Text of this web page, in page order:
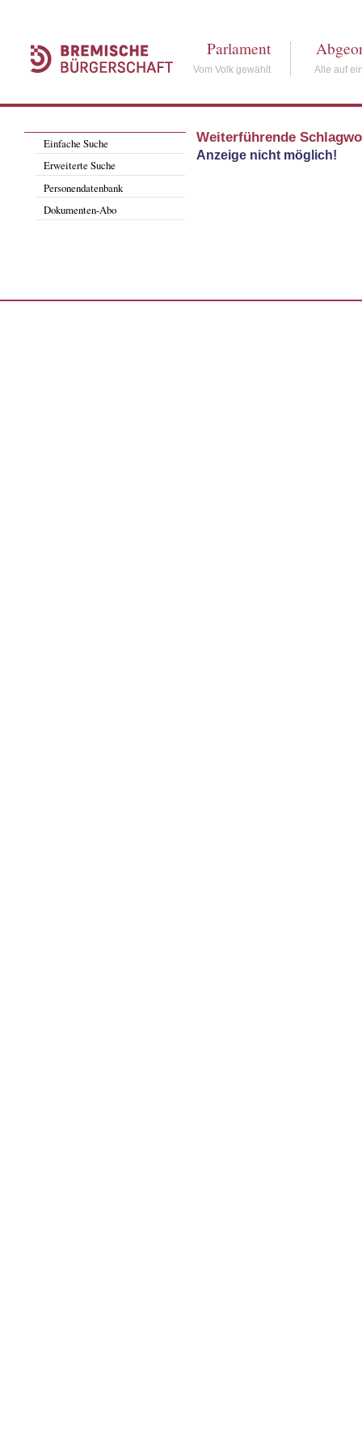
Parlament
Vom Volk gewählt Alle auf
Einfache Suche
Erweiterte Suche
Personendatenbank
Dokumenten-Abo
Weiterführende
Anzeige nicht möglich!